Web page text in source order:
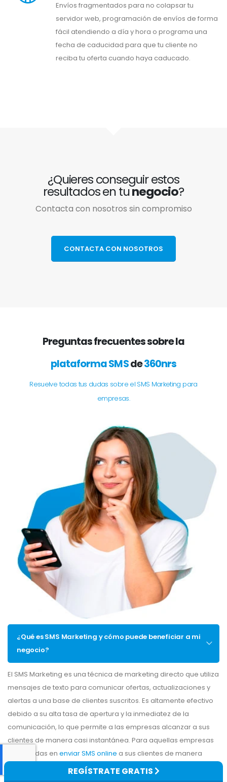
REGÍSTRATE GRATIS
Envíos fragmentados para no colapsar tu
servidor web, programación de envíos de forma
fácil atendiendo a día y hora o programa una
fecha de caducidad para que tu cliente no
reciba tu oferta cuando haya caducado.
¿Quieres conseguir estos
resultados en tunegocio?
Contacta con nosotros sin compromiso
CONTACTA CON NOSOTROS
Preguntas frecuentes sobre la
plataforma SMSde360nrs
Resuelve todas tus dudas sobre el SMS Marketing para
empresas.
¿Qué es SMS Marketing y cómo puede beneficiar a mi
negocio?
El SMS Marketing es una técnica de marketing directo que utiliza
mensajes de texto para comunicar ofertas, actualizaciones y
alertas a una base de clientes suscritos. Es altamente efectivo
debido a su alta tasa de apertura y la inmediatez de la
comunicación, lo que permite a las empresas alcanzar a sus
clientes de manera casi instantánea. Para aquellas empresas
interesadas en enviar SMS online a sus clientes de manera
sencilla y eficiente, esta estrategia de SMS Marketing ofrece
una opción versátil y directa, ideal para maximizar el alcance